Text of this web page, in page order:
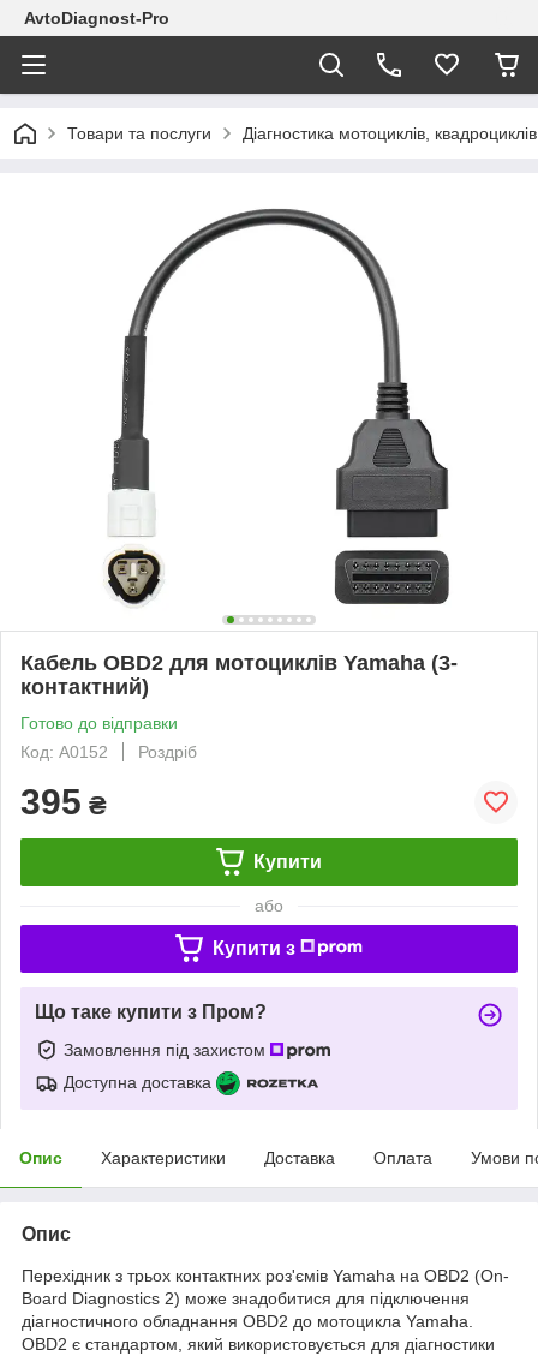
AvtoDiagnost-Pro
Товари та послуги Діагностика мотоциклів,
Кабель OBD2 для мотоциклів Yamaha (3-
контактний)
Готово до відправки
Код: A0152
Роздріб
395 ₴
Купити
або
Купити з
Що таке купити з Пром?
Замовлення під захистом
Доступна доставка
Опис Характеристики Доставка Оплата Умови
Опис
Перехідник з трьох контактних роз'ємів Yamaha на OBD2 (On-
Board Diagnostics 2) може знадобитися для підключення
діагностичного обладнання OBD2 до мотоцикла Yamaha.
OBD2 є стандартом, який використовується для діагностики